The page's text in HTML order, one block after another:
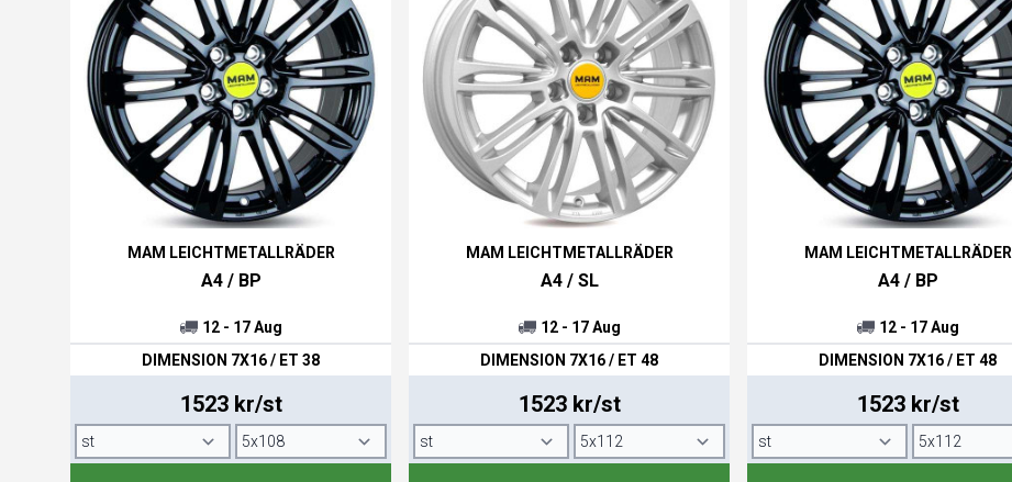
MAM LEICHTMETALLRÄDER
A4 / BP
12 - 17 Aug
DIMENSION 7X16 / ET 38
1523 kr/st
MAM LEICHTMETALLRÄDER
A4 / SL
12 - 17 Aug
DIMENSION 7X16 / ET 48
1523 kr/st
MAM LEICHTMETALLRÄDER
A4 / BP
12 - 17 Aug
DIMENSION 7X16 / ET 48
1523 kr/st